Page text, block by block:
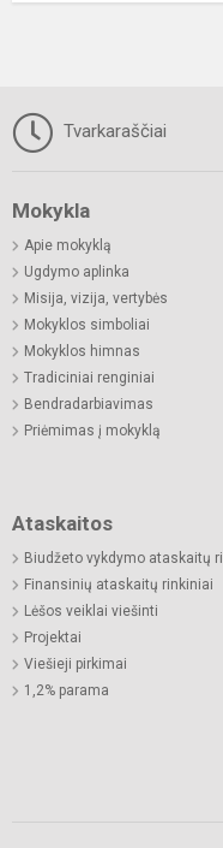
Tvarkaraščiai
Mokykla
Apie mokyklą
Ugdymo aplinka
Misija, vizija, vertybės
Mokyklos simboliai
Mokyklos himnas
Tradiciniai renginiai
Bendradarbiavimas
Priėmimas į mokyklą
Ataskaitos
Biudžeto vykdymo ataskaitų
Finansinių ataskaitų rinkiniai
Lėšos veiklai viešinti
Projektai
Viešieji pirkimai
1,2% parama